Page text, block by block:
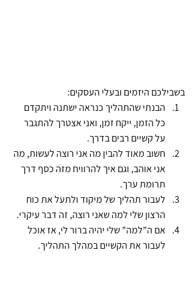
בשבילכם היזמים ובעלי העסקים:
הבנתי שהתהליך כנראה ישתנה ויתקדם
כל הזמן, ייקח זמן, ואני אצטרך להתגבר
על קשיים רבים בדרך.
חשוב מאוד להבין מה אני רוצה לעשות, מה
אני אוהב, וגם איך להרוויח מזה כסף דרך
תרומת ערך.
לעבור תהליך של מיקוד ולתעל את כוח
הרצון שלי למה שאני רוצה, זה דבר עיקרי.
אם ה”למה” שלי יהיה ברור לי, אז אוכל
לעבור את הקשיים במהלך התהליך.